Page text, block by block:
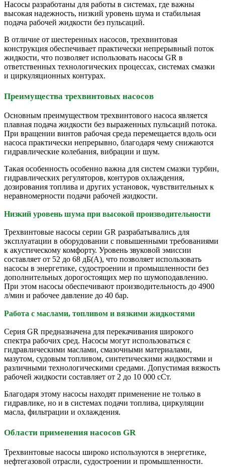
Насосы разработаны для работы в системах, где важны
высокая надежность, низкий уровень шума и стабильная
подача рабочей жидкости без пульсаций.
В отличие от шестеренных насосов, трехвинтовая
конструкция обеспечивает практически непрерывный поток
жидкости, что позволяет использовать насосы GR в
ответственных технологических процессах, системах смазки
и циркуляционных контурах.
Преимущества трехвинтовых насосов
Основным преимуществом трехвинтового насоса является
плавная подача жидкости без выраженных пульсаций потока.
При вращении винтов рабочая среда перемещается вдоль оси
насоса практически непрерывно, благодаря чему снижаются
гидравлические колебания, вибрации и шум.
Такая особенность особенно важна для систем смазки турбин,
гидравлических регуляторов, контуров охлаждения,
дозирования топлива и других установок, чувствительных к
неравномерности подачи рабочей жидкости.
Низкий уровень шума при высокой производительности
Трехвинтовые насосы серии GR разрабатывались для
эксплуатации в оборудовании с повышенными требованиями
к акустическому комфорту. Уровень звуковой эмиссии
составляет от 52 до 68 дБ(A), что позволяет использовать
насосы в энергетике, судостроении и промышленности без
дополнительных дорогостоящих мер по шумоподавлению.
При этом насосы обеспечивают производительность до 4900
л/мин и рабочее давление до 40 бар.
Работа с маслами, топливом и вязкими жидкостями
Серия GR предназначена для перекачивания широкого
спектра рабочих сред. Насосы могут использоваться с
гидравлическими маслами, смазочными материалами,
мазутом, судовым топливом, синтетическими жидкостями и
различными технологическими средами. Допустимая вязкость
рабочей жидкости составляет от 2 до 10 000 сСт.
Благодаря этому насосы находят применение не только в
гидравлике, но и в системах подачи топлива, циркуляции
масла, фильтрации и охлаждения.
Области применения насосов GR
Трехвинтовые насосы широко используются в энергетике,
нефтегазовой отрасли, судостроении и промышленности.